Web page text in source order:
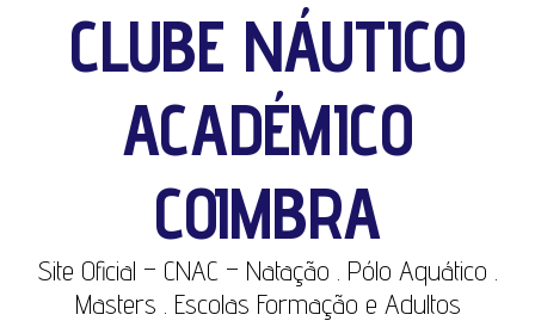
CLUBE NÁUTICO
ACADÉMICO
COIMBRA
Site Oficial – CNAC – Natação . Pólo Aquático .
Masters . Escolas Formação e Adultos